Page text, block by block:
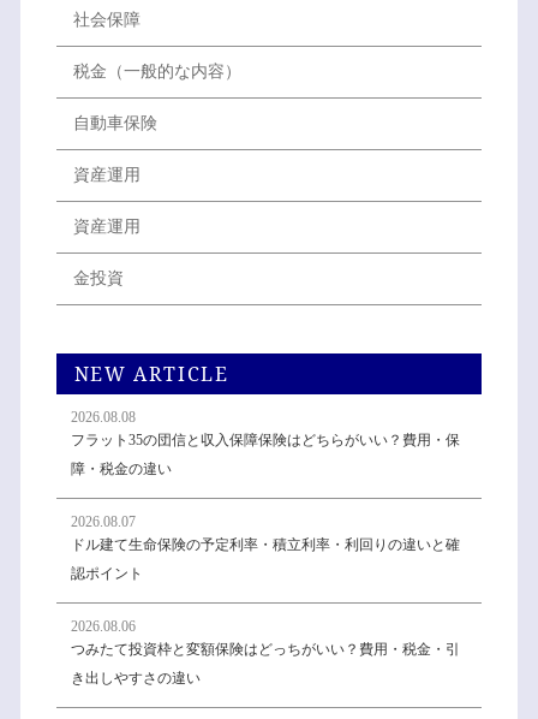
社会保障
税金（一般的な内容）
自動車保険
資産運用
資産運用
金投資
NEW ARTICLE
2026.08.08
フラット35の団信と収入保障保険はどちらがいい？費用・保
障・税金の違い
2026.08.07
ドル建て生命保険の予定利率・積立利率・利回りの違いと確
認ポイント
2026.08.06
つみたて投資枠と変額保険はどっちがいい？費用・税金・引
き出しやすさの違い